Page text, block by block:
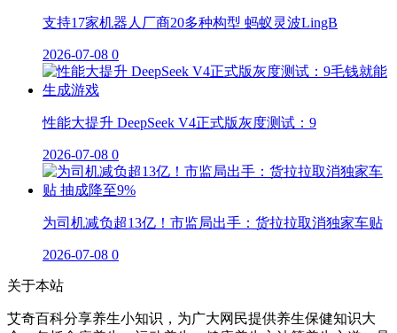
支持17家机器人厂商20多种构型 蚂蚁灵波LingB
2026-07-08 0
性能大提升 DeepSeek V4正式版灰度测试：9
2026-07-08 0
为司机减负超13亿！市监局出手：货拉拉取消独家车贴
2026-07-08 0
关于本站
艾奇百科分享养生小知识，为广大网民提供养生保健知识大